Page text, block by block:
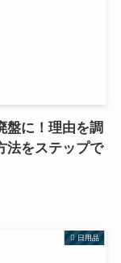
盤に！理由を調
法をステップで
日用品